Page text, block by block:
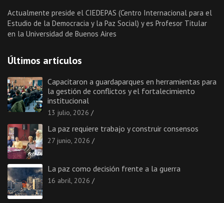
Actualmente preside el CIEDEPAS (Centro Internacional para el
Estudio de la Democracia y la Paz Social) y es Profesor Titular
en la Universidad de Buenos Aires
Últimos artículos
Capacitaron a guardaparques en herramientas para
la gestión de conflictos y el fortalecimiento
institucional
13 julio, 2026
La paz requiere trabajo y construir consensos
27 junio, 2026
La paz como decisión frente a la guerra
16 abril, 2026